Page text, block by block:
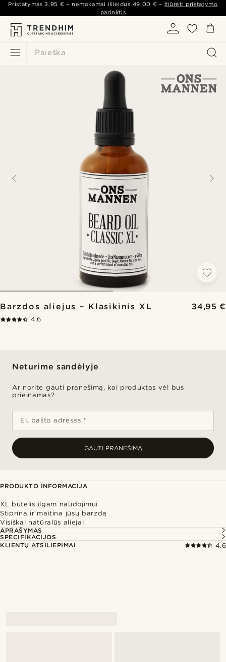
Paieška
Pristatymas3,95 € – nemokamai išleidus 49,00 € – žiūrėti pristatymo
parinktis
Barzdos aliejus – Klasikinis XL 34,95 €
4.6
Neturime sandėlyje
Ar norite gauti pranešimą, kai produktas vėl bus
prieinamas?
El. pašto adresas *
GAUTI PRANEŠIMĄ
PRODUKTO INFORMACIJA
XL butelis ilgam naudojimui
Stiprina ir maitina jūsų barzdą
Visiškai natūralūs aliejai
APRAŠYMAS
SPECIFIKACIJOS
KLIENTŲ ATSILIEPIMAI
4.6